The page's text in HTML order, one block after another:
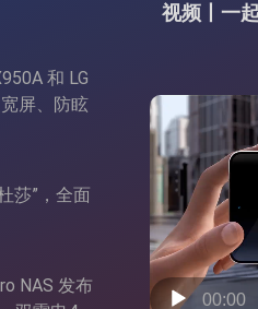
和 LG
屏、防眩
莎”，全面
NAS 发布
视频丨一
视
频
播
器
00:00